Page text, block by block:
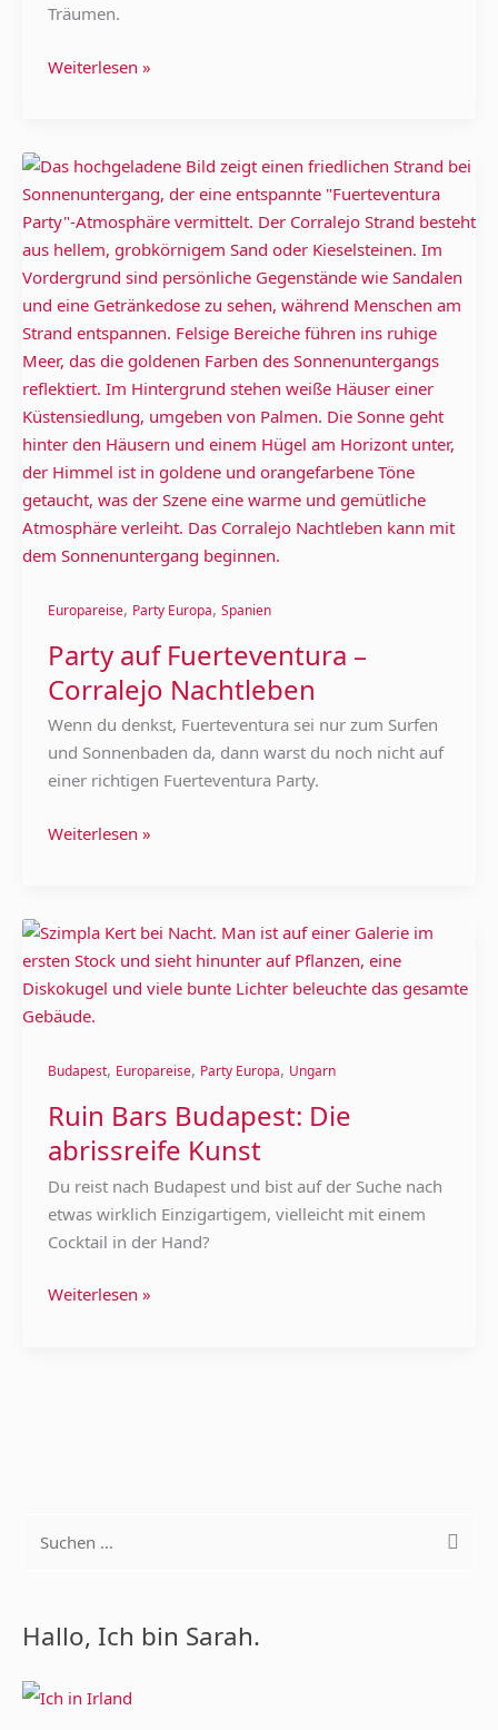
Träumen.
Weiterlesen »
Europareise, Party Europa, Spanien
Party auf Fuerteventura –
Corralejo Nachtleben
Wenn du denkst, Fuerteventura sei nur zum Surfen
und Sonnenbaden da, dann warst du noch nicht auf
einer richtigen Fuerteventura Party.
Party
auf
Fuerteventura
–
Corralejo
Nachtleben
Weiterlesen »
Budapest, Europareise, Party Europa, Ungarn
Ruin Bars Budapest: Die
abrissreife Kunst
Du reist nach Budapest und bist auf der Suche nach
etwas wirklich Einzigartigem, vielleicht mit einem
Cocktail in der Hand?
Ruin
Bars
Budapest:
Die
Kunst
Weiterlesen »
h
e
Hallo, Ich bin Sarah.